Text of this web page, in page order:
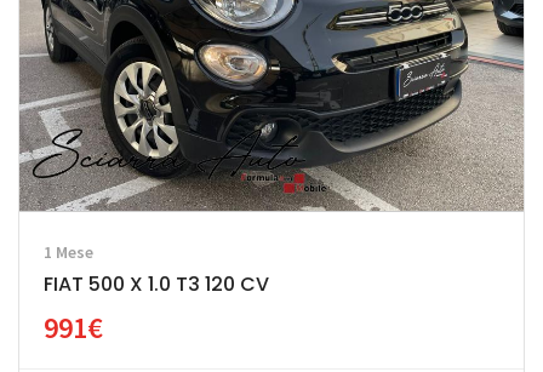
1 Mese
FIAT 500 X 1.0 T3 120 CV
991€